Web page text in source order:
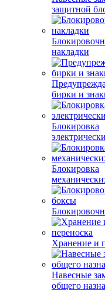
защитной
накладки
бирки и
Блокировка
Блокировка
Хранение и
Навесные
общего